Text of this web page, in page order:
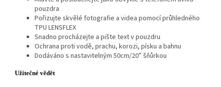
pouzdra
Pořizujte skvělé fotografie a videa pomocí průhledného
TPU LENSFLEX
Snadno procházejte a pište text v pouzdru
Ochrana proti vodě, prachu, korozi, písku a bahnu
Dodáváno s nastavitelným 50cm/20” šňůrkou
Užitečné vědět